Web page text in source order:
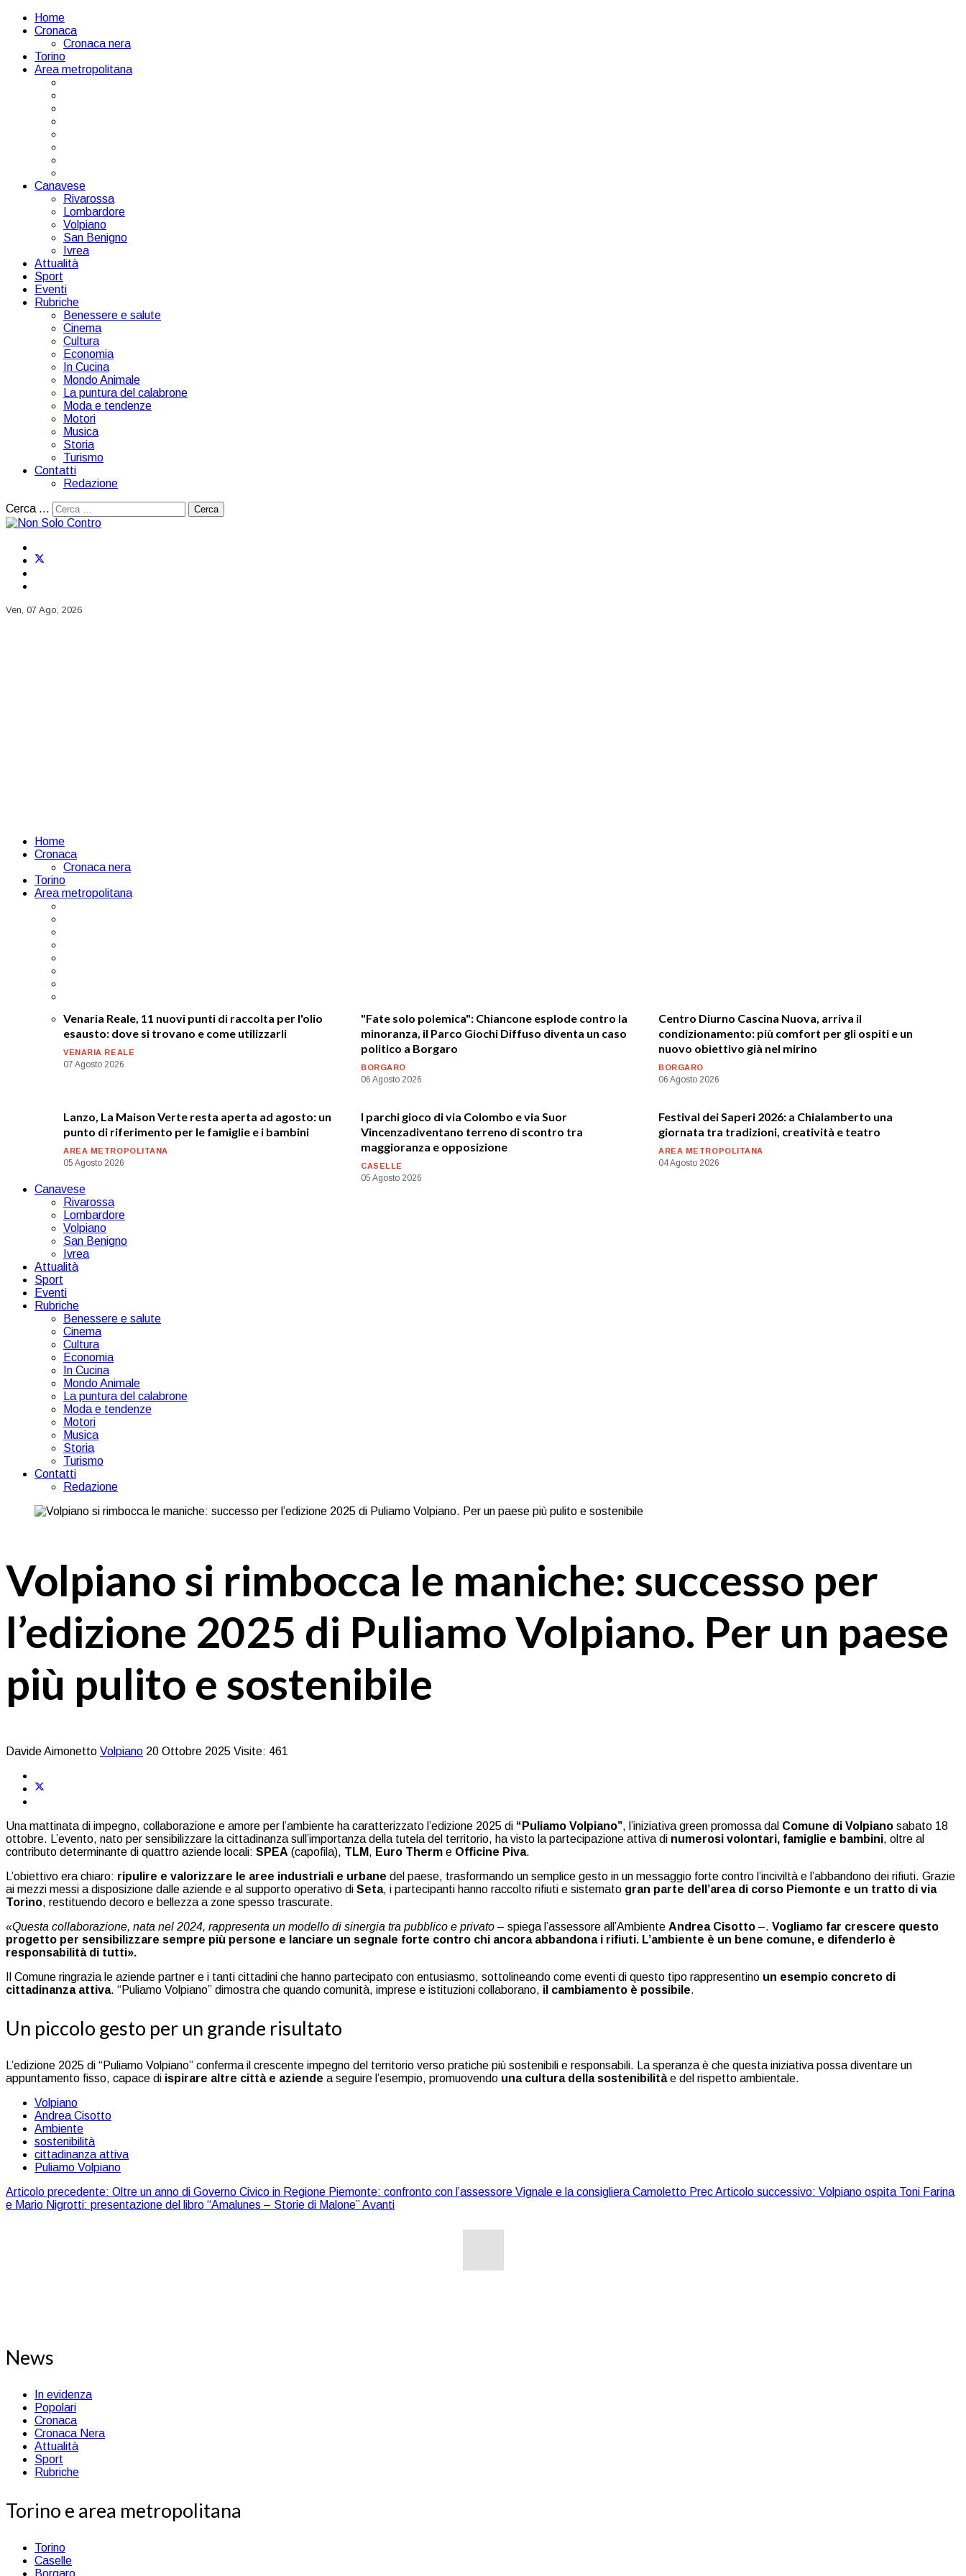
Home
Cronaca
Cronaca nera
Torino
Area metropolitana
Canavese
Rivarossa
Lombardore
Volpiano
San Benigno
Ivrea
Attualità
Sport
Eventi
Rubriche
Benessere e salute
Cinema
Cultura
Economia
In Cucina
Mondo Animale
La puntura del calabrone
Moda e tendenze
Motori
Musica
Storia
Turismo
Contatti
Redazione
Cerca … Cerca
Ven, 07 Ago, 2026
Home
Cronaca
Cronaca nera
Torino
Area metropolitana
Venaria Reale, 11 nuovi punti di raccolta per l'olio
esausto: dove si trovano e come utilizzarli
VENARIA REALE
07 Agosto 2026
"Fate solo polemica": Chiancone esplode contro la
minoranza, il Parco Giochi Diffuso diventa un caso
politico a Borgaro
BORGARO
06 Agosto 2026
Centro Diurno Cascina Nuova, arriva il
condizionamento: più comfort per gli ospiti e un
nuovo obiettivo già nel mirino
BORGARO
06 Agosto 2026
Lanzo, La Maison Verte resta aperta ad agosto: un
punto di riferimento per le famiglie e i bambini
AREA METROPOLITANA
05 Agosto 2026
I parchi gioco di via Colombo e via Suor
Vincenzadiventano terreno di scontro tra
maggioranza e opposizione
CASELLE
05 Agosto 2026
Festival dei Saperi 2026: a Chialamberto una
giornata tra tradizioni, creatività e teatro
AREA METROPOLITANA
04 Agosto 2026
Canavese
Rivarossa
Lombardore
Volpiano
San Benigno
Ivrea
Attualità
Sport
Eventi
Rubriche
Benessere e salute
Cinema
Cultura
Economia
In Cucina
Mondo Animale
La puntura del calabrone
Moda e tendenze
Motori
Musica
Storia
Turismo
Contatti
Redazione
Volpiano si rimbocca le maniche: successo per
l’edizione 2025 di Puliamo Volpiano. Per un paese
più pulito e sostenibile
Davide Aimonetto Volpiano 20 Ottobre 2025 Visite: 461
Una mattinata di impegno, collaborazione e amore per l’ambiente ha caratterizzato l’edizione 2025 di “Puliamo Volpiano”, l’iniziativa green promossa dal Comune di Volpiano sabato 18
ottobre. L’evento, nato per sensibilizzare la cittadinanza sull’importanza della tutela del territorio, ha visto la partecipazione attiva di numerosi volontari, famiglie e bambini, oltre al
contributo determinante di quattro aziende locali: SPEA (capofila), TLM , Euro Therm e Officine Piva.
L’obiettivo era chiaro: ripulire e valorizzare le aree industriali e urbane del paese, trasformando un semplice gesto in un messaggio forte contro l’inciviltà e l’abbandono dei rifiuti. Grazie
ai mezzi messi a disposizione dalle aziende e al supporto operativo di Seta, i partecipanti hanno raccolto rifiuti e sistemato gran parte dell’area di corso Piemonte e un tratto di via
Torino, restituendo decoro e bellezza a zone spesso trascurate.
«Questa collaborazione, nata nel 2024, rappresenta un modello di sinergia tra pubblico e privato – spiega l’assessore all’Ambiente Andrea Cisotto –. Vogliamo far crescere questo
progetto per sensibilizzare sempre più persone e lanciare un segnale forte contro chi ancora abbandona i rifiuti. L’ambiente è un bene comune, e difenderlo è
responsabilità di tutti».
Il Comune ringrazia le aziende partner e i tanti cittadini che hanno partecipato con entusiasmo, sottolineando come eventi di questo tipo rappresentino un esempio concreto di
cittadinanza attiva. “Puliamo Volpiano” dimostra che quando comunità, imprese e istituzioni collaborano, il cambiamento è possibile.
Un piccolo gesto per un grande risultato
L’edizione 2025 di “Puliamo Volpiano” conferma il crescente impegno del territorio verso pratiche più sostenibili e responsabili. La speranza è che questa iniziativa possa diventare un
appuntamento fisso, capace di ispirare altre città e aziende a seguire l’esempio, promuovendo una cultura della sostenibilitàe del rispetto ambientale.
Volpiano
Andrea Cisotto
Ambiente
sostenibilità
cittadinanza attiva
Puliamo Volpiano
Articolo precedente: Oltre un anno di Governo Civico in Regione Piemonte: confronto con l’assessore Vignale e la consigliera Camoletto PrecArticolo successivo: Volpiano ospita Toni Farina
e Mario Nigrotti: presentazione del libro “Amalunes – Storie di Malone”Avanti
News
In evidenza
Popolari
Cronaca
Cronaca Nera
Attualità
Sport
Rubriche
Torino e area metropolitana
Torino
Caselle
Borgaro